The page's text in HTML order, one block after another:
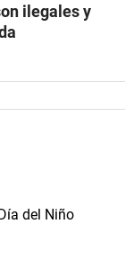
ilegales y